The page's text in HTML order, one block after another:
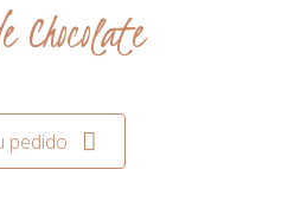
Chocolate
pedido